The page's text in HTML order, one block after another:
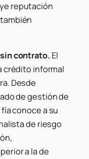
reputación
contrato. El
crédito informal
Desde
de gestión de
conoce a su
de riesgo
a la de